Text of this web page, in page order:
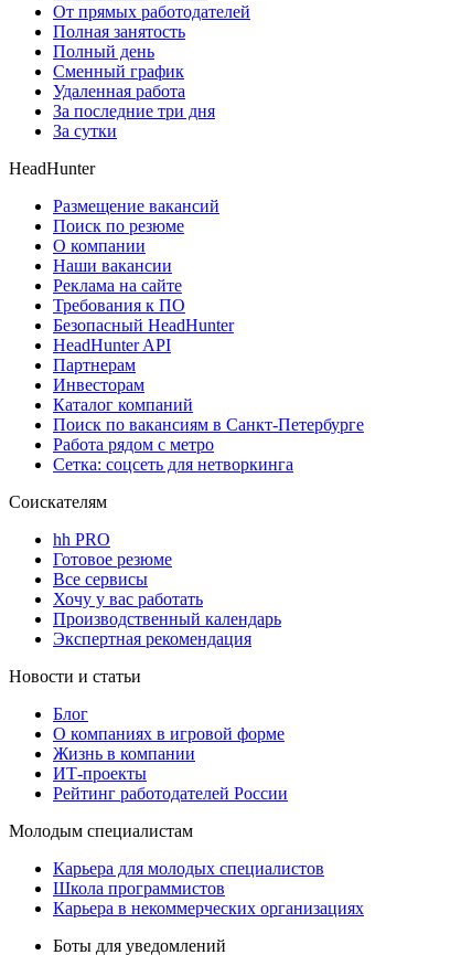
От прямых работодателей
Полная занятость
Полный день
Сменный график
Удаленная работа
За последние три дня
За сутки
HeadHunter
Размещение вакансий
Поиск по резюме
О компании
Наши вакансии
Реклама на сайте
Требования к ПО
Безопасный HeadHunter
HeadHunter API
Партнерам
Инвесторам
Каталог компаний
Поиск по вакансиям в Санкт-Петербурге
Работа рядом с метро
Сетка: соцсеть для нетворкинга
Соискателям
hh PRO
Готовое резюме
Все сервисы
Хочу у вас работать
Производственный календарь
Экспертная рекомендация
Новости и статьи
Блог
О компаниях в игровой форме
Жизнь в компании
ИТ-проекты
Рейтинг работодателей России
Молодым специалистам
Карьера для молодых специалистов
Школа программистов
Карьера в некоммерческих организациях
Боты для уведомлений